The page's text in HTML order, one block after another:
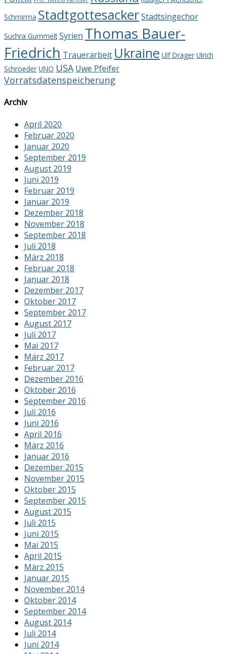
Schmirma StadtgottesackerStadtsingechor
Suchra Gummelt Syrien Thomas Bauer-
Friedrich Trauerarbeit Ukraine Ulf Dräger Ulrich
Schroeder UNO USA Uwe Pfeifer
Vorratsdatenspeicherung
Archiv
April 2020
Februar 2020
Januar 2020
September 2019
August 2019
Juni 2019
Februar 2019
Januar 2019
Dezember 2018
November 2018
September 2018
Juli 2018
März 2018
Februar 2018
Januar 2018
Dezember 2017
Oktober 2017
September 2017
August 2017
Juli 2017
Mai 2017
März 2017
Februar 2017
Dezember 2016
Oktober 2016
September 2016
Juli 2016
Juni 2016
April 2016
März 2016
Januar 2016
Dezember 2015
November 2015
Oktober 2015
September 2015
August 2015
Juli 2015
Juni 2015
Mai 2015
April 2015
März 2015
Januar 2015
November 2014
Oktober 2014
September 2014
August 2014
Juli 2014
Juni 2014